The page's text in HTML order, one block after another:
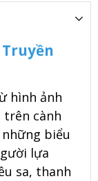
hình ảnh
trên cành
biểu
lựa
sa, thanh